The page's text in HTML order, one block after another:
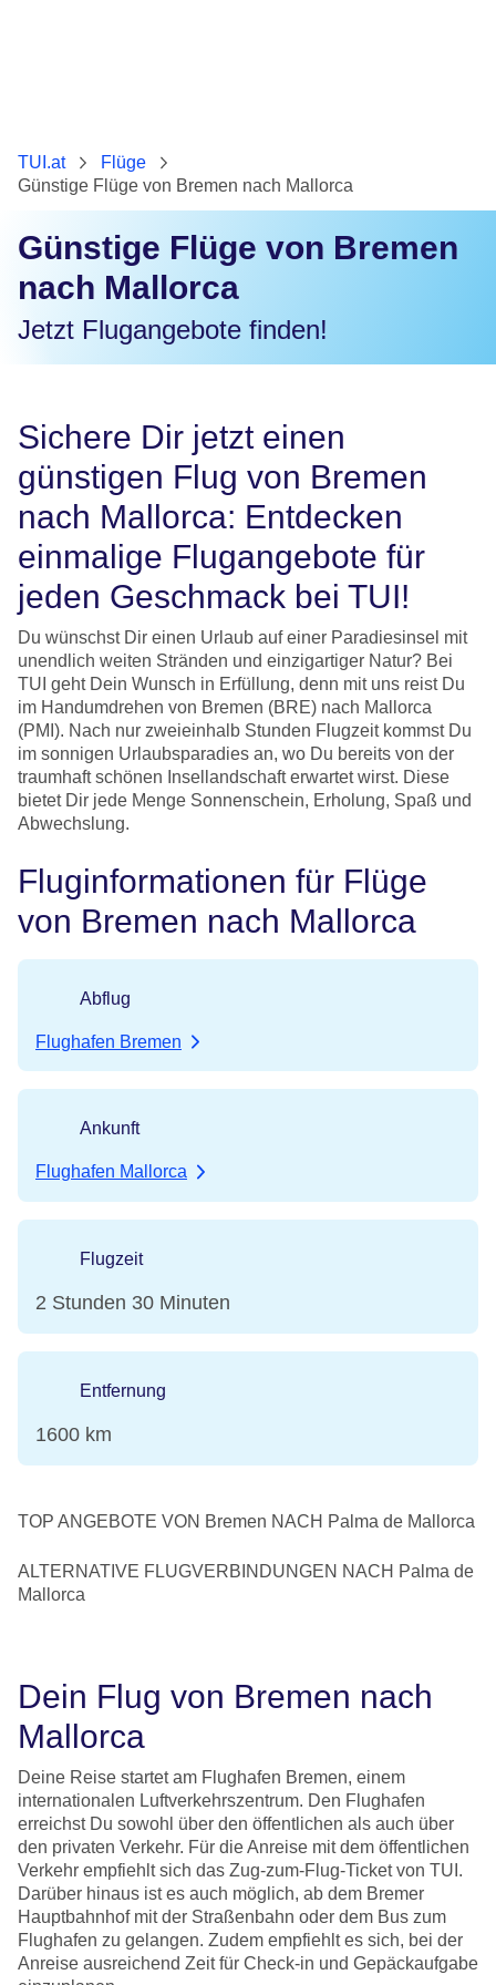
TUI.at
Flüge
Günstige Flüge von Bremen nach Mallorca
Günstige Flüge von Bremen
nach Mallorca
Jetzt Flugangebote finden!
Sichere Dir jetzt einen
günstigen Flug von Bremen
nach Mallorca: Entdecken
einmalige Flugangebote für
jeden Geschmack bei TUI!
Du wünschst Dir einen Urlaub auf einer Paradiesinsel mit
unendlich weiten Stränden und einzigartiger Natur? Bei
TUI geht Dein Wunsch in Erfüllung, denn mit uns reist Du
im Handumdrehen von Bremen (BRE) nach Mallorca
(PMI). Nach nur zweieinhalb Stunden Flugzeit kommst Du
im sonnigen Urlaubsparadies an, wo Du bereits von der
traumhaft schönen Insellandschaft erwartet wirst. Diese
bietet Dir jede Menge Sonnenschein, Erholung, Spaß und
Abwechslung.
Fluginformationen für Flüge
von Bremen nach Mallorca
Abflug
Flughafen Bremen
Ankunft
Flughafen Mallorca
Flugzeit
2 Stunden 30 Minuten
Entfernung
1600 km
TOP ANGEBOTE VON Bremen NACH Palma de Mallorca
ALTERNATIVE FLUGVERBINDUNGEN NACH Palma de
Mallorca
Dein Flug von Bremen nach
Mallorca
Deine Reise startet am Flughafen Bremen, einem
internationalen Luftverkehrszentrum. Den Flughafen
erreichst Du sowohl über den öffentlichen als auch über
den privaten Verkehr. Für die Anreise mit dem öffentlichen
Verkehr empfiehlt sich das Zug-zum-Flug-Ticket von TUI.
Darüber hinaus ist es auch möglich, ab dem Bremer
Hauptbahnhof mit der Straßenbahn oder dem Bus zum
Flughafen zu gelangen. Zudem empfiehlt es sich, bei der
Anreise ausreichend Zeit für Check-in und Gepäckaufgabe